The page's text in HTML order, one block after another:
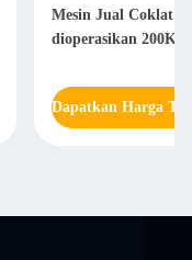
Mesin Jual Coklat
dioperasikan 200KG
Dapatkan Harga